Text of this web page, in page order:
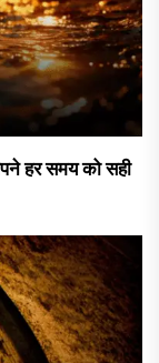
हर समय को सही